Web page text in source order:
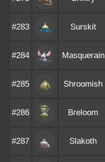
#283 Surskit
#284 Masquerain
#285 Shroomish
#286 Breloom
#287 Slakoth